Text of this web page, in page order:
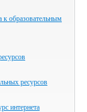
к образовательным
ресурсов
интернета